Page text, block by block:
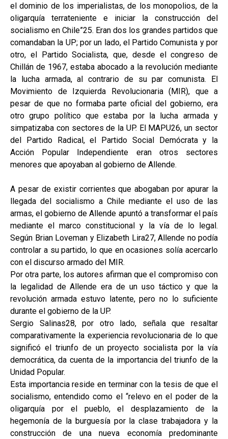
el dominio de los imperialistas, de los monopolios, de la
oligarquía terrateniente e iniciar la construcción del
socialismo en Chile”25. Eran dos los grandes partidos que
comandaban la UP; por un lado, el Partido Comunista y por
otro, el Partido Socialista, que, desde el congreso de
Chillán de 1967, estaba abocado a la revolución mediante
la lucha armada, al contrario de su par comunista. El
Movimiento de Izquierda Revolucionaria (MIR), que a
pesar de que no formaba parte oficial del gobierno, era
otro grupo político que estaba por la lucha armada y
simpatizaba con sectores de la UP. El MAPU26, un sector
del Partido Radical, el Partido Social Demócrata y la
Acción Popular Independiente eran otros sectores
menores que apoyaban al gobierno de Allende.
A pesar de existir corrientes que abogaban por apurar la
llegada del socialismo a Chile mediante el uso de las
armas, el gobierno de Allende apuntó a transformar el país
mediante el marco constitucional y la vía de lo legal.
Según Brian Loveman y Elizabeth Lira27, Allende no podía
controlar a su partido, lo que en ocasiones solía acercarlo
con el discurso armado del MIR.
Por otra parte, los autores afirman que el compromiso con
la legalidad de Allende era de un uso táctico y que la
revolución armada estuvo latente, pero no lo suficiente
durante el gobierno de la UP.
Sergio Salinas28, por otro lado, señala que resaltar
comparativamente la experiencia revolucionaria de lo que
significó el triunfo de un proyecto socialista por la vía
democrática, da cuenta de la importancia del triunfo de la
Unidad Popular.
Esta importancia reside en terminar con la tesis de que el
socialismo, entendido como el “relevo en el poder de la
oligarquía por el pueblo, el desplazamiento de la
hegemonía de la burguesía por la clase trabajadora y la
construcción de una nueva economía predominante